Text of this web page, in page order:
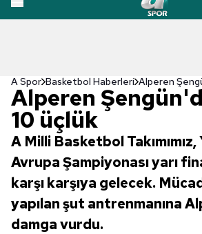
A Spor Basketbol Haberleri Alperen
Alperen
10 üçlük
A Milli Basketbol
Avrupa Şampiyonası yarı
karşı karşıya gelecek.
yapılan şut antrenmanına
damga vurdu.